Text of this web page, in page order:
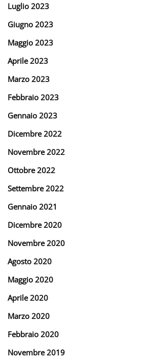
Luglio 2023
Giugno 2023
Maggio 2023
Aprile 2023
Marzo 2023
Febbraio 2023
Gennaio 2023
Dicembre 2022
Novembre 2022
Ottobre 2022
Settembre 2022
Gennaio 2021
Dicembre 2020
Novembre 2020
Agosto 2020
Maggio 2020
Aprile 2020
Marzo 2020
Febbraio 2020
Novembre 2019